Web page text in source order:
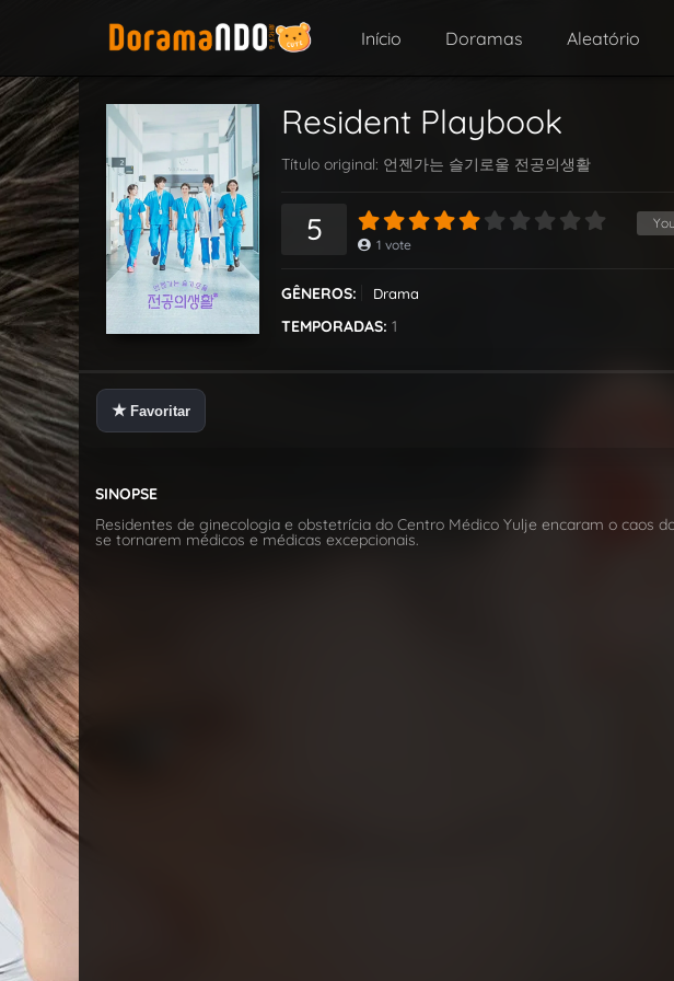
Início Doramas Aleatório
Resident Playbook
Título original: 언젠가는 슬기로울 전공의생활
5 1 vote
GÊNEROS: Drama
TEMPORADAS: 1
★Favoritar
SINOPSE
Residentes de ginecologia e obstetrícia do Centro Médico Yulje encaram o caos
se tornarem médicos e médicas excepcionais.